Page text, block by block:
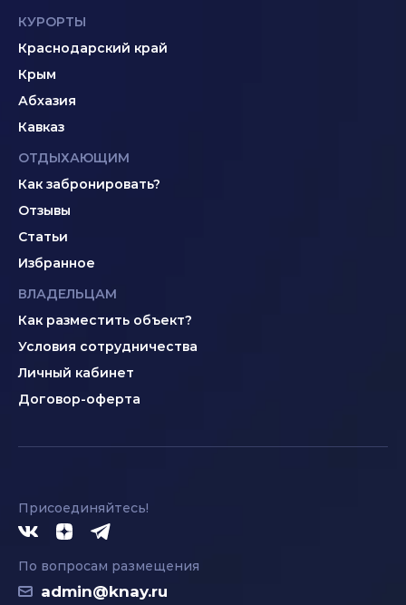
КУРОРТЫ
Краснодарский край
Крым
Абхазия
Кавказ
ОТДЫХАЮЩИМ
Как забронировать?
Отзывы
Статьи
Избранное
ВЛАДЕЛЬЦАМ
Как разместить объект?
Условия сотрудничества
Личный кабинет
Договор-оферта
Присоединяйтесь!
По вопросам размещения
admin@knay.ru